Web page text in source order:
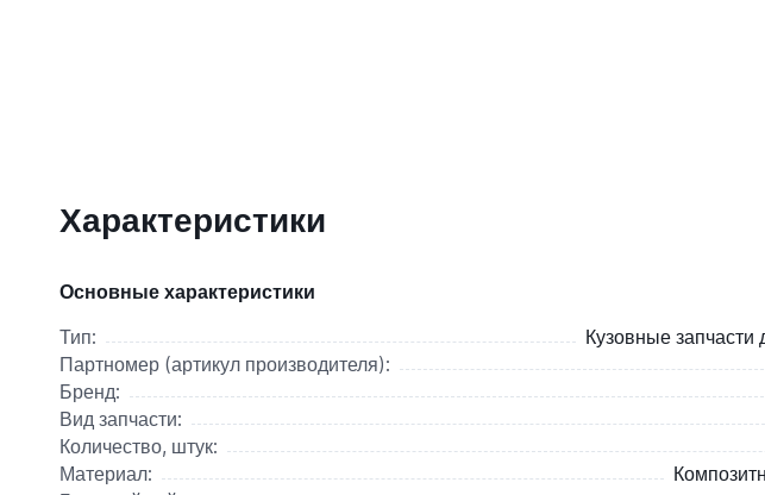
Характеристики
Основные характеристики
Тип:
Кузовные запчасти
Партномер (артикул производителя):
Бренд:
Вид запчасти:
Количество, штук:
Материал: